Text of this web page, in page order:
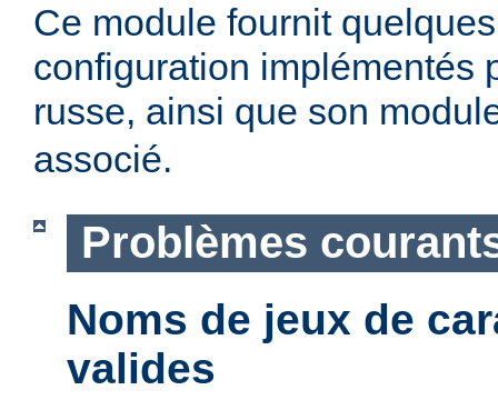
Ce module fournit
configuration implémentés
russe, ainsi que son
associé.
Problèmes
Noms de jeux de
valides